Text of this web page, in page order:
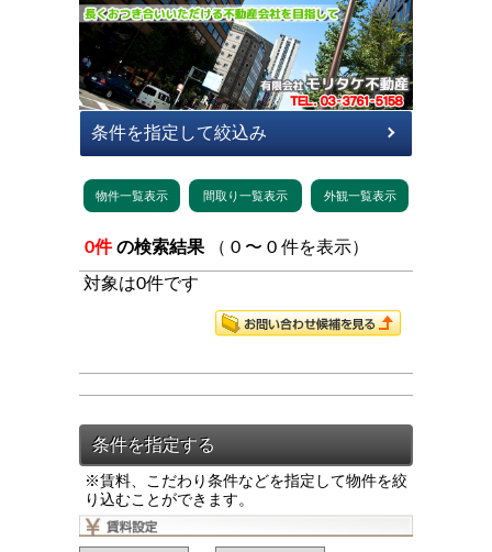
0件 の検索結果 （ 0 〜 0 件を表示）
対象は0件です
※賃料、こだわり条件などを指定して物件を絞
り込むことができます。